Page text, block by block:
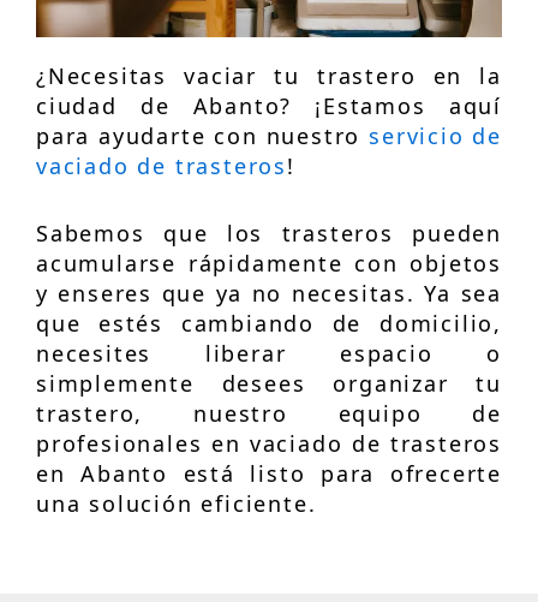
¿Necesitas vaciar tu trastero en la
ciudad de Abanto? ¡Estamos aquí
para ayudarte con nuestro servicio de
vaciado de trasteros!
Sabemos que los trasteros pueden
acumularse rápidamente con objetos
y enseres que ya no necesitas. Ya sea
que estés cambiando de domicilio,
necesites liberar espacio o
simplemente desees organizar tu
trastero, nuestro equipo de
profesionales en vaciado de trasteros
en Abanto está listo para ofrecerte
una solución eficiente.